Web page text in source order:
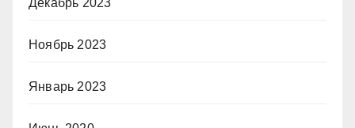
Ноябрь 2023
Январь 2023